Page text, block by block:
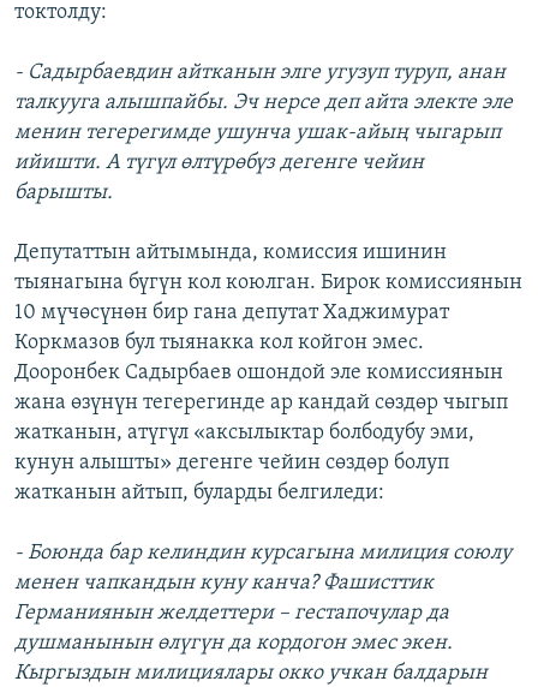
токтолду:
- Садырбаевдин айтканын элге угузуп туруп, анан
талкууга алышпайбы. Эч нерсе деп айта электе эле
менин тегерегимде ушунча ушак-айың чыгарып
ийишти. А түгүл өлтүрөбүз дегенге чейин
барышты.
Депутаттын айтымында, комиссия ишинин
тыянагына бүгүн кол коюлган. Бирок комиссиянын
10 мүчөсүнөн бир гана депутат Хаджимурат
Коркмазов бул тыянакка кол койгон эмес.
Дооронбек Садырбаев ошондой эле комиссиянын
жана өзүнүн тегерегинде ар кандай сөздөр чыгып
жатканын, атүгүл «аксылыктар болбодубу эми,
кунун алышты» дегенге чейин сөздөр болуп
жатканын айтып, буларды белгиледи:
- Боюнда бар келиндин курсагына милиция союлу
менен чапкандын куну канча? Фашисттик
Германиянын желдеттери – гестапочулар да
душманынын өлүгүн да кордогон эмес экен.
Кыргыздын милициялары окко учкан балдарын